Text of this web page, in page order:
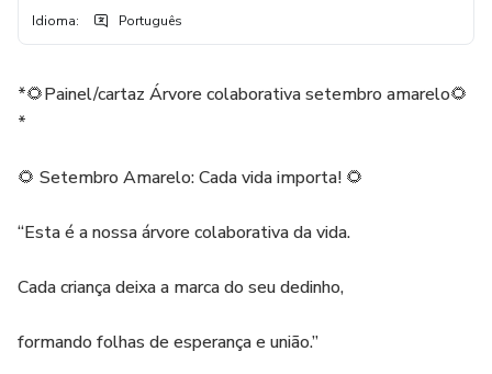
Idioma: Português
*🌻Painel/cartaz Árvore colaborativa setembro amarelo🌻
*
🌻 Setembro Amarelo: Cada vida importa! 🌻
“Esta é a nossa árvore colaborativa da vida.
Cada criança deixa a marca do seu dedinho,
formando folhas de esperança e união.”